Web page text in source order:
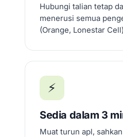
Hubungi talian tetap
menerusi semua
(Orange, Lonestar
⚡
Sedia dalam 3
Muat turun apl,